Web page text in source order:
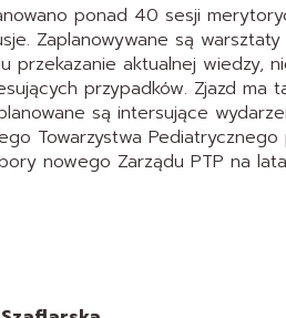
ponad 40 sesji
Zaplanowywane są
przekazanie aktualnej wiedzy,
przypadków. Zjazd ma
są intersujące
Towarzystwa
nowego Zarządu PTP na